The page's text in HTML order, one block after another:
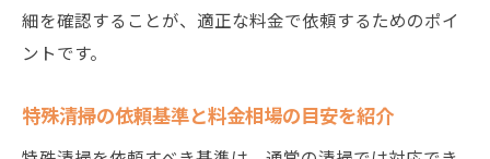
細を確認することが、適正な料金で依頼するためのポイ
ントです。
特殊清掃の依頼基準と料金相場の目安を紹介